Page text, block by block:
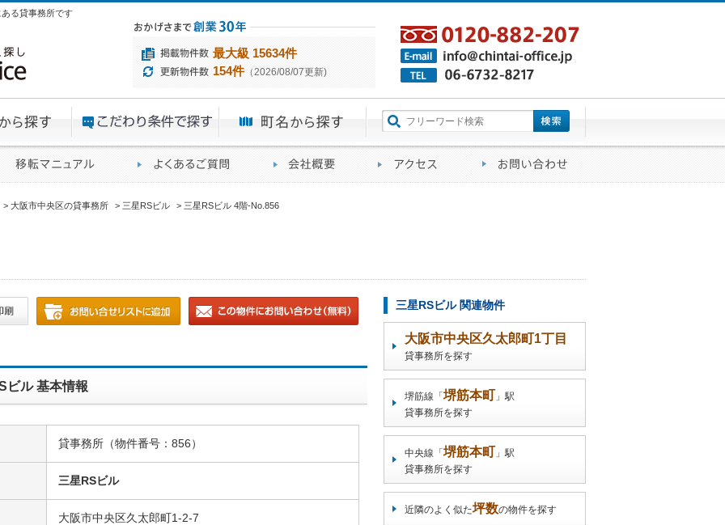
る貸事務所です
最大級 15634件
154件（2026/08/07更新)
大阪市中央区の貸事務所 三星RSビル 三星RSビル 4階-No.856
ビル 基本情報
貸事務所（物件番号：856）
三星RSビル
大阪市中央区久太郎町1-2-7
三星RSビル 関連物件
大阪市中央区久太郎町1丁目
貸事務所を探す
堺筋線「 堺筋本町 」駅
貸事務所を探す
中央線「 堺筋本町 」駅
貸事務所を探す
近隣のよく似た坪数の物件を探す